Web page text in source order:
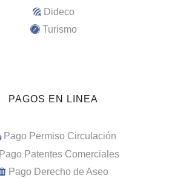
Dideco
Turismo
PAGOS EN LINEA
Pago Permiso Circulación
Pago Patentes Comerciales
Pago Derecho de Aseo